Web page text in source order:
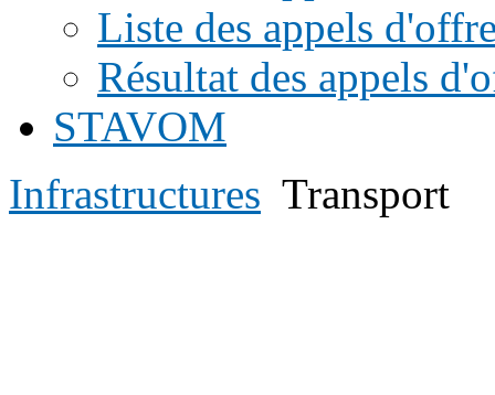
Liste des appels
Résultat des appels
STAVOM
Infrastructures Transport